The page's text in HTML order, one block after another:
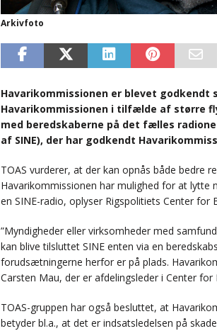
Arkivfoto
Havarikommissionen er blevet
Havarikommissionen i tilfælde af større
med beredskaberne på det fælles
af SINE), der har godkendt
TOAS vurderer, at der kan opnås både bedre
Havarikommissionen har mulighed for at lytte
en SINE-radio, oplyser Rigspolitiets Center for
”Myndigheder eller virksomheder med
kan blive tilsluttet SINE enten via en
forudsætningerne herfor er på plads.
Carsten Mau, der er afdelingsleder i Center
TOAS-gruppen har også besluttet, at
betyder bl.a., at det er indsatsledelsen på